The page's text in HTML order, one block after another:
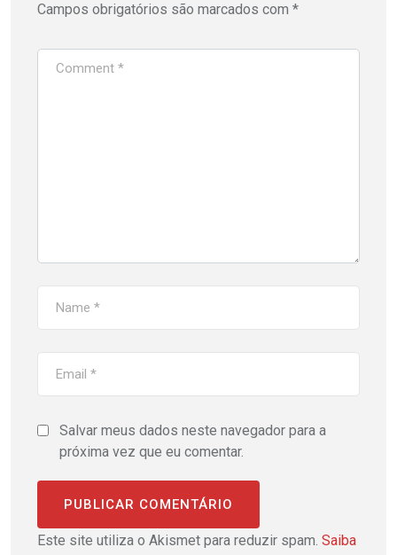
Campos obrigatórios são marcados com *
Salvar meus dados neste navegador para a
próxima vez que eu comentar.
Este site utiliza o Akismet para reduzir spam. Saiba